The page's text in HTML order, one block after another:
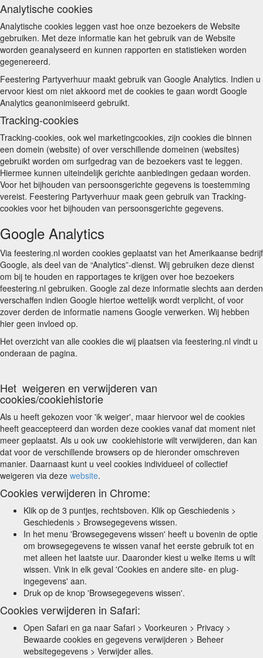
Analytische cookies
Analytische cookies leggen vast hoe onze bezoekers de Website
gebruiken. Met deze informatie kan het gebruik van de Website
worden geanalyseerd en kunnen rapporten en statistieken worden
gegenereerd.
Feestering Partyverhuur maakt gebruik van Google Analytics. Indien u
ervoor kiest om niet akkoord met de cookies te gaan wordt Google
Analytics geanonimiseerd gebruikt.
Tracking-cookies
Tracking-cookies, ook wel marketingcookies, zijn cookies die binnen
een domein (website) of over verschillende domeinen (websites)
gebruikt worden om surfgedrag van de bezoekers vast te leggen.
Hiermee kunnen uiteindelijk gerichte aanbiedingen gedaan worden.
Voor het bijhouden van persoonsgerichte gegevens is toestemming
vereist. Feestering Partyverhuur maak geen gebruik van Tracking-
cookies voor het bijhouden van persoonsgerichte gegevens.
Google Analytics
Via feestering.nl worden cookies geplaatst van het Amerikaanse bedrijf
Google, als deel van de “Analytics”-dienst. Wij gebruiken deze dienst
om bij te houden en rapportages te krijgen over hoe bezoekers
feestering.nl gebruiken. Google zal deze informatie slechts aan derden
verschaffen indien Google hiertoe wettelijk wordt verplicht, of voor
zover derden de informatie namens Google verwerken. Wij hebben
hier geen invloed op.
Het overzicht van alle cookies die wij plaatsen via feestering.nl vindt u
onderaan de pagina.
Het weigeren en verwijderen van
cookies/cookiehistorie
Als u heeft gekozen voor 'ik weiger', maar hiervoor wel de cookies
heeft geaccepteerd dan worden deze cookies vanaf dat moment niet
meer geplaatst. Als u ook uw cookiehistorie wilt verwijderen, dan kan
dat voor de verschillende browsers op de hieronder omschreven
manier. Daarnaast kunt u veel cookies individueel of collectief
weigeren via deze website.
Cookies verwijderen in Chrome:
Klik op de 3 puntjes, rechtsboven. Klik op Geschiedenis >
Geschiedenis > Browsegegevens wissen.
In het menu 'Browsegegevens wissen' heeft u bovenin de optie
om browsegegevens te wissen vanaf het eerste gebruik tot en
met alleen het laatste uur. Daaronder kiest u welke items u wilt
wissen. Vink in elk geval 'Cookies en andere site- en plug-
ingegevens' aan.
Druk op de knop 'Browsegegevens wissen'.
Cookies verwijderen in Safari:
Open Safari en ga naar Safari > Voorkeuren > Privacy >
Bewaarde cookies en gegevens verwijderen > Beheer
websitegegevens > Verwijder alles.